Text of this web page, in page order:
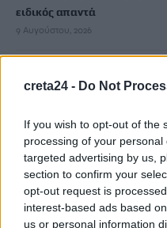
creta24 - Do Not
If you wish to opt-out of the
processing of your
targeted advertising by us,
section to confirm your
opt-out request is
interest-based ads based
us or personal information
ειδικός απαντά
9 Αυγούστου, 2026
προϋποθέσεις
Από τις 16 έως 24 Αυγούστου το
στην Κίσσαμο
9 Αυγούστου, 2026